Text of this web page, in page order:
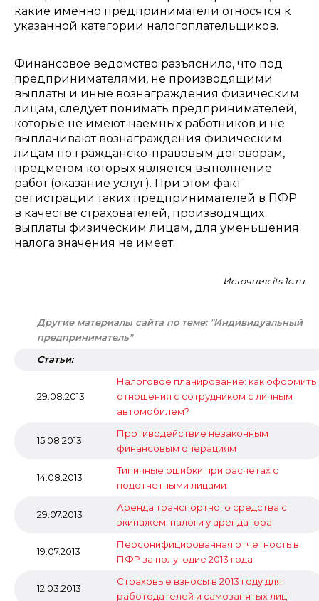
какие именно предприниматели относятся к
указанной категории налогоплательщиков.
Финансовое ведомство разъяснило, что под
предпринимателями, не производящими
выплаты и иные вознаграждения физическим
лицам, следует понимать предпринимателей,
которые не имеют наемных работников и не
выплачивают вознаграждения физическим
лицам по гражданско-правовым договорам,
предметом которых является выполнение
работ (оказание услуг). При этом факт
регистрации таких предпринимателей в ПФР
в качестве страхователей, производящих
выплаты физическим лицам, для уменьшения
налога значения не имеет.
Источник its.1c.ru
Другие материалы сайта по теме: "Индивидуальный
предприниматель"
Статьи:
29.08.2013
Налоговое планирование: как оформить
отношения с сотрудником с личным
автомобилем?
15.08.2013
Противодействие незаконным
финансовым операциям
14.08.2013
Типичные ошибки при расчетах с
подотчетными лицами
29.07.2013
Аренда транспортного средства с
экипажем: налоги у арендатора
19.07.2013
Персонифицированная отчетность в
ПФР за полугодие 2013 года
12.03.2013
Страховые взносы в 2013 году для
работодателей и самозанятых лиц